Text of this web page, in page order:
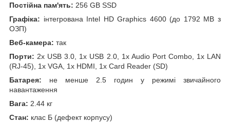
Постійна пам'ять: 256 GB SSD
Графіка: інтегрована Intel HD Graphics 4600 (до 1792 MB з
ОЗП)
Веб-камера: так
Порти: 2x USB 3.0, 1x USB 2.0, 1x Audio Port Combo, 1x LAN
(RJ-45), 1x VGA, 1x HDMI, 1x Card Reader (SD)
Батарея: не менше 2.5 годин у режимі звичайного
навантаження
Вага: 2.44 кг
Стан: клас Б (дефект корпусу)